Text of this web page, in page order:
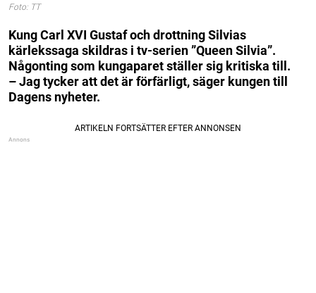
Foto: TT
Kung Carl XVI Gustaf och drottning Silvias
kärlekssaga skildras i tv-serien ”Queen Silvia”.
Någonting som kungaparet ställer sig kritiska till.
– Jag tycker att det är förfärligt, säger kungen till
Dagens nyheter.